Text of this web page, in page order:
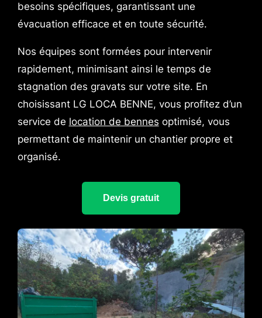
besoins spécifiques, garantissant une
évacuation efficace et en toute sécurité.
Nos équipes sont formées pour intervenir
rapidement, minimisant ainsi le temps de
stagnation des gravats sur votre site. En
choisissant LG LOCA BENNE, vous profitez d’un
service de location de bennes optimisé, vous
permettant de maintenir un chantier propre et
organisé.
Devis gratuit